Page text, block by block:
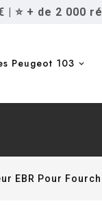
| ⭐ + de 2 000
Peugeot 103
EBR Pour